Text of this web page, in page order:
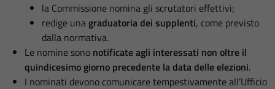
la Commissione nomina gli scrutatori effettivi;
redige una graduatoria dei supplenti, come previsto
dalla normativa.
Le nomine sono notificate agli interessati non oltre il
quindicesimo giorno precedente la data delle elezioni.
I nominati devono comunicare tempestivamente all’Ufficio